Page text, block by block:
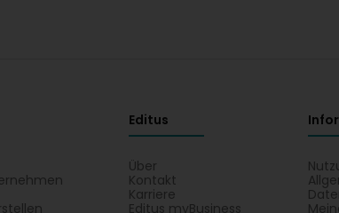
Editus
Über
Kontakt
Karriere
Editus myBusiness